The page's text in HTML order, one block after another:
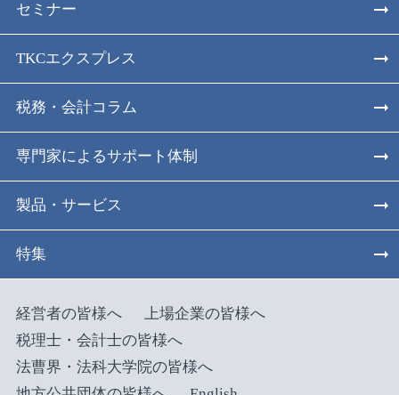
セミナー
TKCエクスプレス
税務・会計コラム
専門家によるサポート体制
製品・サービス
特集
経営者の皆様へ
上場企業の皆様へ
税理士・会計士の皆様へ
法曹界・法科大学院の皆様へ